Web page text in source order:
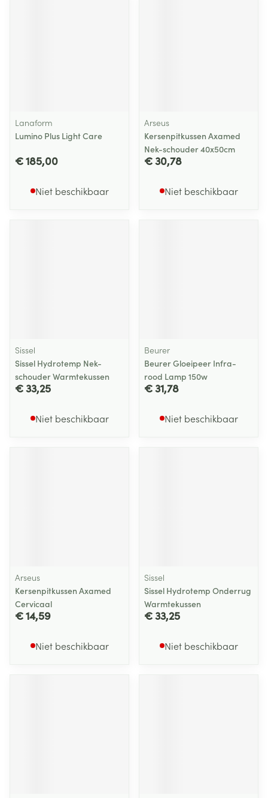
Lanaform
Lumino Plus Light Care
€ 185,00
Niet beschikbaar
Arseus
Kersenpitkussen Axamed
Nek-schouder 40x50cm
€ 30,78
Niet beschikbaar
Sissel
Sissel Hydrotemp Nek-
schouder Warmtekussen
€ 33,25
Niet beschikbaar
Beurer
Beurer Gloeipeer Infra-
rood Lamp 150w
€ 31,78
Niet beschikbaar
Arseus
Kersenpitkussen Axamed
Cervicaal
€ 14,59
Niet beschikbaar
Sissel
Sissel Hydrotemp Onderrug
Warmtekussen
€ 33,25
Niet beschikbaar